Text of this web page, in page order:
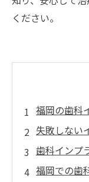
ください。
福岡の歯科
失敗しない
歯科インプ
福岡での歯